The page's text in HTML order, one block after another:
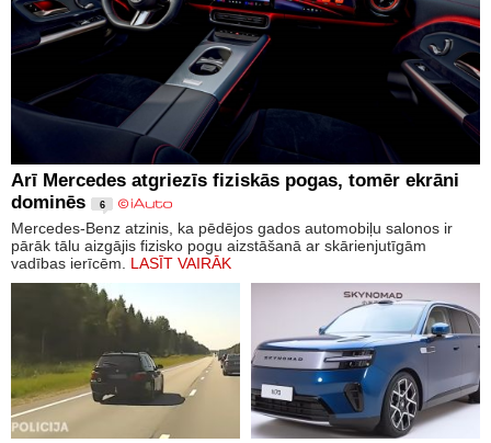
Arī Mercedes atgriezīs fiziskās pogas, tomēr ekrāni
dominēs
6
Mercedes-Benz atzinis, ka pēdējos gados automobiļu salonos ir
pārāk tālu aizgājis fizisko pogu aizstāšanā ar skārienjutīgām
vadības ierīcēm. LASĪT VAIRĀK